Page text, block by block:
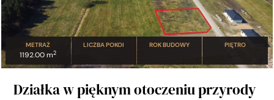
METRAŻ
1192.00 m2
LICZBA POKOI ROK BUDOWY PIĘTRO
Działka w pięknym otoczeniu przyrody